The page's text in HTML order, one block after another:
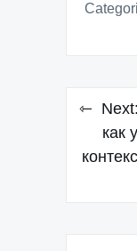
Next:
как